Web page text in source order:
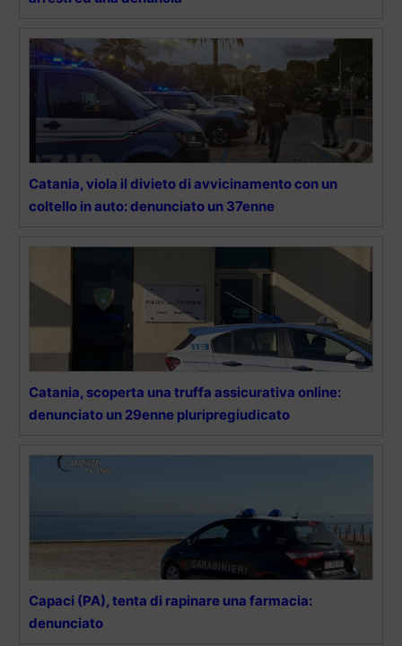
Catania, viola il divieto di avvicinamento con un
coltello in auto: denunciato un 37enne
Catania, scoperta una truffa assicurativa online:
denunciato un 29enne pluripregiudicato
Capaci (PA), tenta di rapinare una farmacia:
denunciato